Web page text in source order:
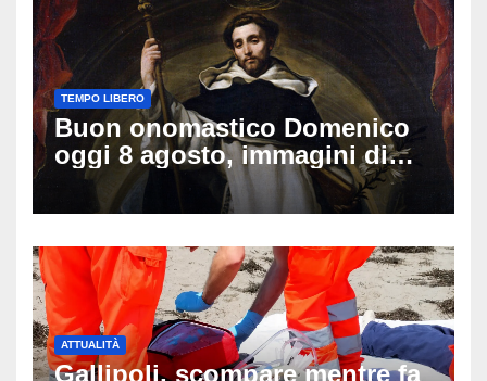
TEMPO LIBERO
Buon onomastico Domenico
oggi 8 agosto, immagini di
auguri da condividere
ATTUALITÀ
Gallipoli, scompare mentre fa